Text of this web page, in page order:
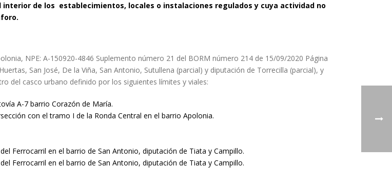
de los establecimientos, locales o instalaciones regulados y cuya actividad no
NPE: A-150920-4846 Suplemento número 21 del BORM número 214 de 15/09/2020 Página
San José, De la Viña, San Antonio, Sutullena (parcial) y diputación de Torrecilla (parcial), y
del casco urbano definido por los siguientes límites y viales:
A-7 barrio Corazón de María.
con el tramo I de la Ronda Central en el barrio Apolonia.
Ferrocarril en el barrio de San Antonio, diputación de Tiata y Campillo.
Ferrocarril en el barrio de San Antonio, diputación de Tiata y Campillo.